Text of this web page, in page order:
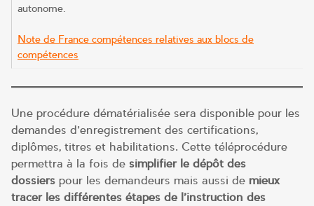
autonome.
Note de France compétences relatives aux blocs de
compétences
Une procédure dématérialisée sera disponible pour les
demandes d’enregistrement des certifications,
diplômes, titres et habilitations. Cette téléprocédure
permettra à la fois de simplifier le dépôt des
dossiers pour les demandeurs mais aussi de mieux
tracer les différentes étapes de l’instruction des